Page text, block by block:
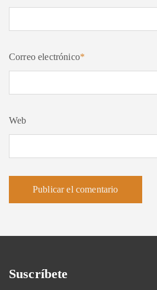
Correo electrónico*
Web
Suscríbete